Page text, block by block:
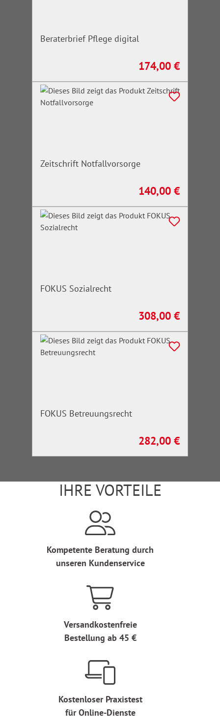
Beraterbrief Pflege digital
Regulärer Preis:
174,00 €
Zeitschrift Notfallvorsorge
Regulärer Preis:
140,00 €
FOKUS Sozialrecht
Regulärer Preis:
308,00 €
FOKUS Betreuungsrecht
Regulärer Preis:
282,00 €
IHRE VORTEILE
Kompetente Beratung durch
unseren Kundenservice
Versandkostenfreie
Bestellung ab 45 €
Kostenloser Praxistest
für Online-Dienste